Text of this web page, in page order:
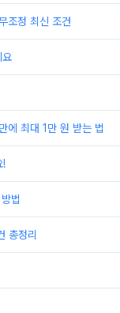
조정 최신 조건
요
에 최대 1만 원 받는 법
!
법
총정리